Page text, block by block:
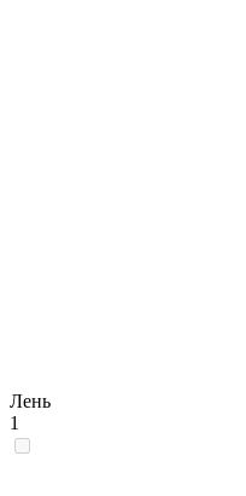
Лень
1